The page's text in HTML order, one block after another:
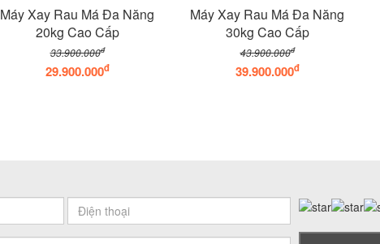
Máy Xay Rau Má Đa Năng
20kg Cao Cấp
33.900.000đ
29.900.000đ
Máy Xay Rau Má Đa Năng
30kg Cao Cấp
43.900.000đ
39.900.000đ